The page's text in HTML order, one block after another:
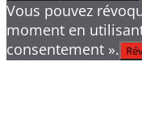
Vous pouvez
moment en
consentement ».